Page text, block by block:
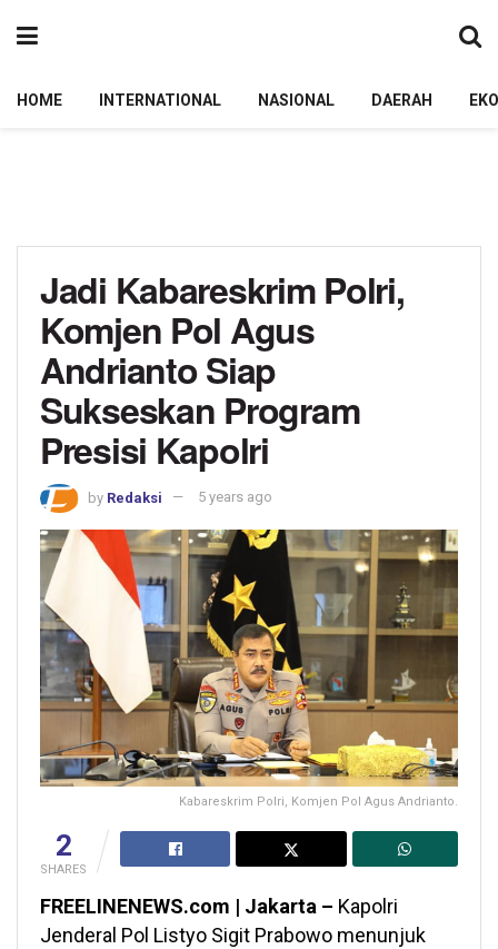
HOME INTERNATIONAL NASIONAL DAERAH
Jadi Kabareskrim Polri,
Komjen Pol Agus
Andrianto Siap
Sukseskan Program
Presisi Kapolri
by Redaksi 5 years ago
Kabareskrim Polri, Komjen Pol Agus Andrianto.
2
SHARES
FREELINENEWS.com | Jakarta – Kapolri
Jenderal Pol Listyo Sigit Prabowo menunjuk